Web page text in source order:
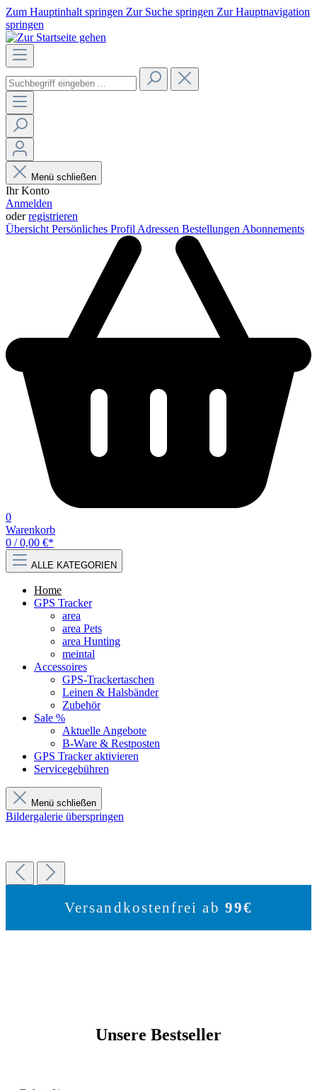
Zum Hauptinhalt springen Zur Suche springen Zur Hauptnavigation
springen
Menü schließen
Ihr Konto
Anmelden
oderregistrieren
Übersicht Persönliches Profil Adressen Bestellungen Abonnements
0
Warenkorb
0 / 0,00 €*
ALLE KATEGORIEN
Home
GPS Tracker
area
area Pets
area Hunting
meintal
Accessoires
GPS-Trackertaschen
Leinen & Halsbänder
Zubehör
Sale %
Aktuelle Angebote
B-Ware & Restposten
GPS Tracker aktivieren
Servicegebühren
Menü schließen
Bildergalerie überspringen
Versandkostenfrei ab 99€
Unsere Bestseller